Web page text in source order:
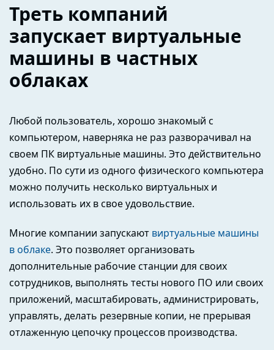
Треть компаний
запускает виртуальные
машины в частных
облаках
Любой пользователь, хорошо знакомый с
компьютером, наверняка не раз разворачивал на
своем ПК виртуальные машины. Это действительно
удобно. По сути из одного физического компьютера
можно получить несколько виртуальных и
использовать их в свое удовольствие.
Многие компании запускают виртуальные машины
в облаке. Это позволяет организовать
дополнительные рабочие станции для своих
сотрудников, выполнять тесты нового ПО или своих
приложений, масштабировать, администрировать,
управлять, делать резервные копии, не прерывая
отлаженную цепочку процессов производства.